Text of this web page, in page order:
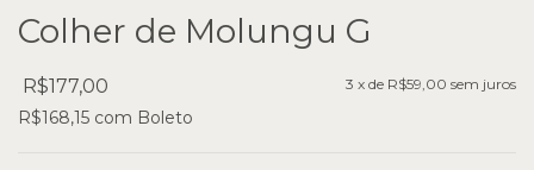
Colher de Molungu G
R$177,00 3 x de R$59,00 sem juros
R$168,15 com Boleto